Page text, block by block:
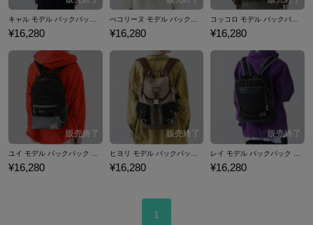
¥16,280 ¥16,280 ¥16,280
ユイ モデル バックパック プリンセスコネクト！Re:Dive
¥16,280
ヒヨリ モデル バックパック プリンセスコネクト！Re:Dive
¥16,280
レイ モデル バックパック プリンセスコネクト！Re:Dive
¥16,280
1